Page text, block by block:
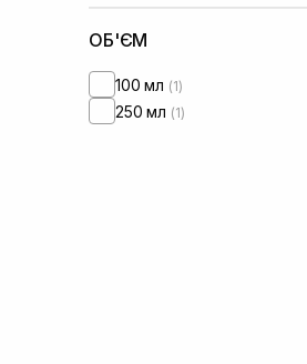
ОБ'ЄМ
100 мл (1)
250 мл (1)